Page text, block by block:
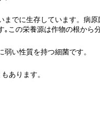
までに生存しています。病
｡この栄養源は作物の根から
い性質を持つ細菌です。
あります。